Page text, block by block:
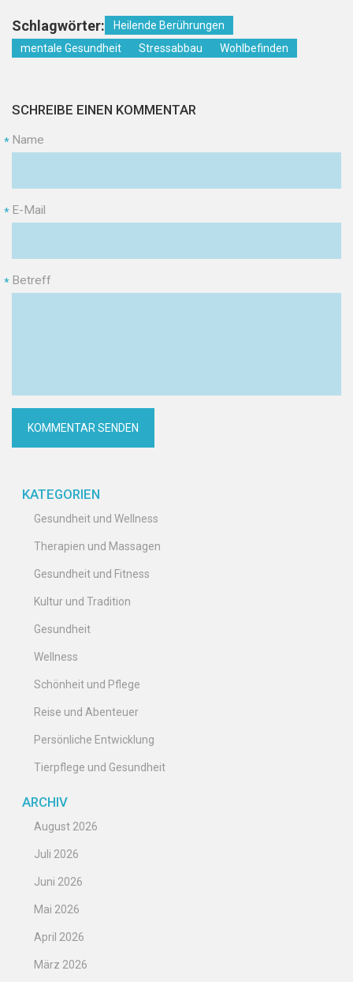
Schlagwörter:
Heilende Berührungen
mentale Gesundheit
Stressabbau Wohlbefinden
SCHREIBE EINEN KOMMENTAR
Name
*
E-Mail
*
Betreff
*
KATEGORIEN
Gesundheit und Wellness
Therapien und Massagen
Gesundheit und Fitness
Kultur und Tradition
Gesundheit
Wellness
Schönheit und Pflege
Reise und Abenteuer
Persönliche Entwicklung
Tierpflege und Gesundheit
ARCHIV
August 2026
Juli 2026
Juni 2026
Mai 2026
April 2026
März 2026